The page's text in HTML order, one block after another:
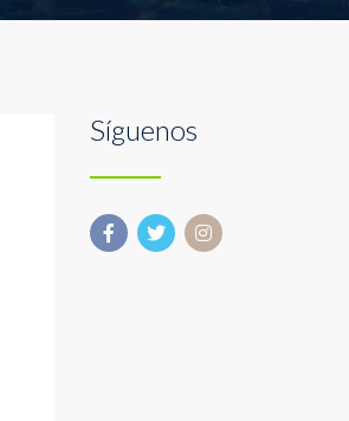
Síguenos